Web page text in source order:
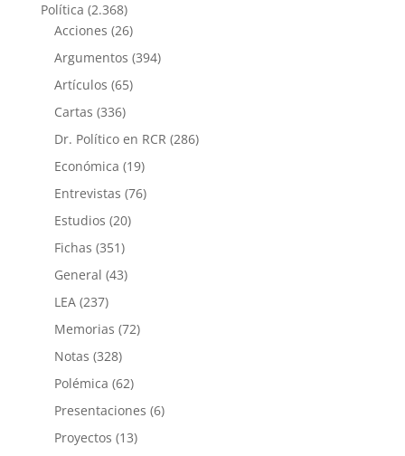
Política (2.368)
Acciones (26)
Argumentos (394)
Artículos (65)
Cartas (336)
Dr. Político en RCR (286)
Económica (19)
Entrevistas (76)
Estudios (20)
Fichas (351)
General (43)
LEA(237)
Memorias (72)
Notas (328)
Polémica (62)
Presentaciones (6)
Proyectos (13)